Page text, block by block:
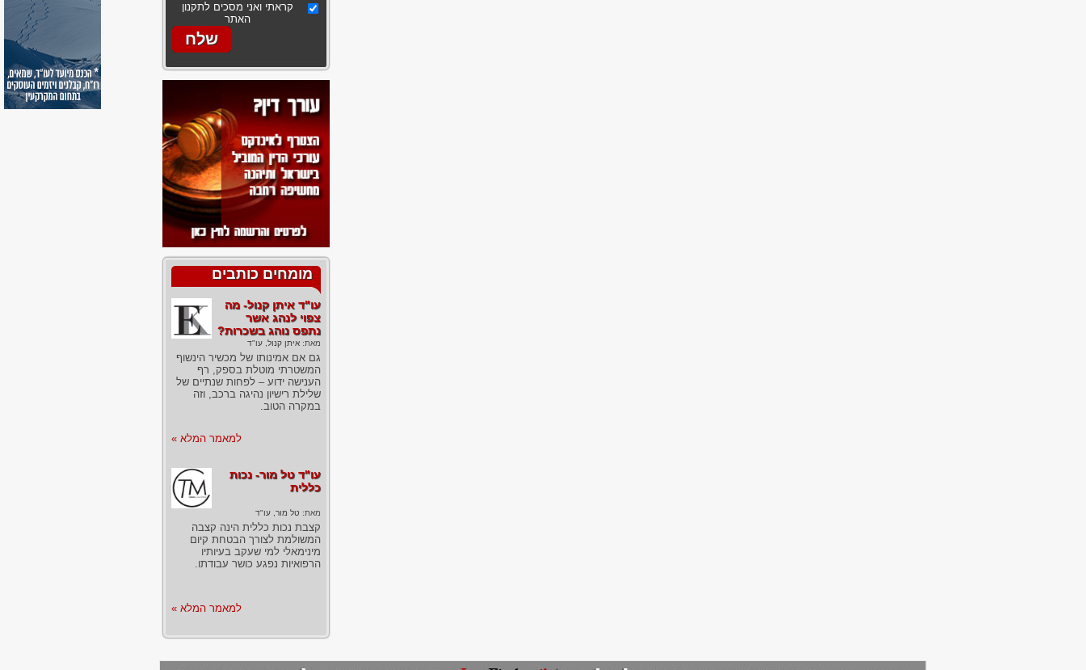
קראתי ואני מסכים לתקנון
האתר
מומחים כותבים
עו"ד איתן קנול- מה
צפוי לנהג אשר
נתפס נוהג בשכרות?
מאת: איתן קנול, עו"ד
גם אם אמינותו של מכשיר הינשוף
המשטרתי מוטלת בספק, רף
הענישה ידוע – לפחות שנתיים של
שלילת רישיון נהיגה ברכב, וזה
במקרה הטוב.
למאמר המלא »
עו"ד טל מור- נכות
כללית
מאת: טל מור, עו"ד
קצבת נכות כללית הינה קצבה
המשולמת לצורך הבטחת קיום
מינימאלי למי שעקב בעיותיו
הרפואיות נפגע כושר עבודתו.
למאמר המלא »